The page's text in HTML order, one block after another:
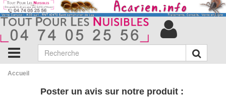
Accueil
Poster un avis sur notre produit :